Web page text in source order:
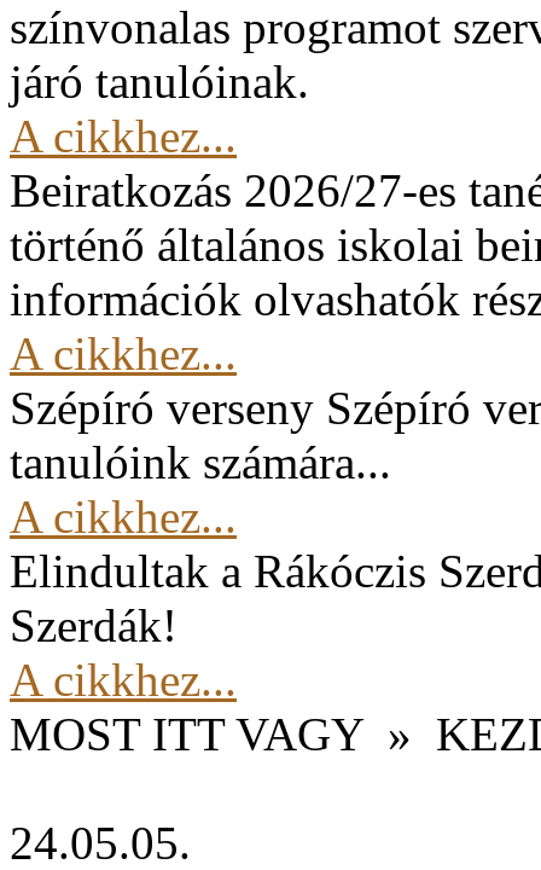
színvonalas programot
járó tanulóinak.
A cikkhez...
Beiratkozás 2026/27-es
történő általános iskolai
információk olvashatók
A cikkhez...
Szépíró verseny Szépíró
tanulóink számára...
A cikkhez...
Elindultak a Rákóczis
Szerdák!
A cikkhez...
MOST ITT VAGY »
24.05.05.